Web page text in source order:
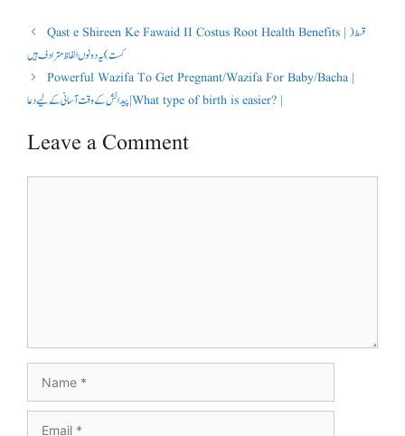
Qast e Shireen Ke Fawaid II Costus Root Health Benefits | قسط(
کست) یہ دونوں الفاظ مترادف ہیں
Powerful Wazifa To Get Pregnant/Wazifa For Baby/Bacha |
پیدائش کے وقت آسانی كے لیے دعا | What type of birth is easier? |
Leave a Comment